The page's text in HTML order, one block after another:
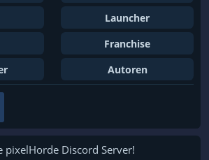
Launcher
Franchise
Autoren
pixelHorde Discord Server!